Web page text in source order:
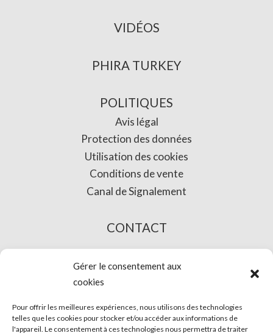
Gérer le consentement aux
cookies
Pour offrir les meilleures expériences, nous utilisons des technologies
telles que les cookies pour stocker et/ou accéder aux informations de
l'appareil. Le consentement à ces technologies nous permettra de traiter
VIDÉOS
PHIRA TURKEY
POLITIQUES
Avis légal
Protection des données
Utilisation des cookies
Conditions de vente
Canal de Signalement
CONTACT
L’ACHAT EN LIGNE